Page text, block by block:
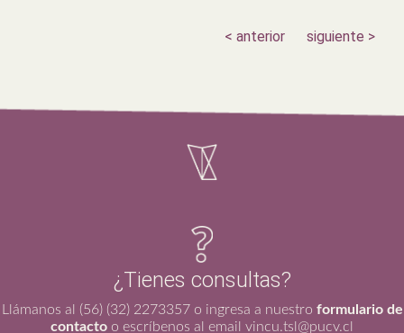
< anterior siguiente >
¿Tienes consultas?
Llámanos al (56) (32) 2273357 o ingresa a nuestro formulario de
contacto o escríbenos al email vincu.tsl@pucv.cl